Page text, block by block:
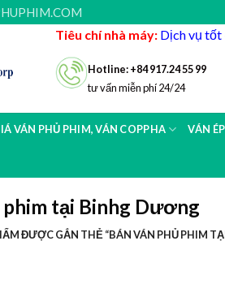
Tiêu chí nhà máy: Dịch vụ tốt
Hotline: +84 917.24 55 99
tư vấn miễn phí 24/24
VÁN PHỦ PHIM, VÁN COPPHA VÁN
phim tại Binhg Dương
ĐƯỢC GẮN THẺ “BÁN VÁN PHỦ PHIM